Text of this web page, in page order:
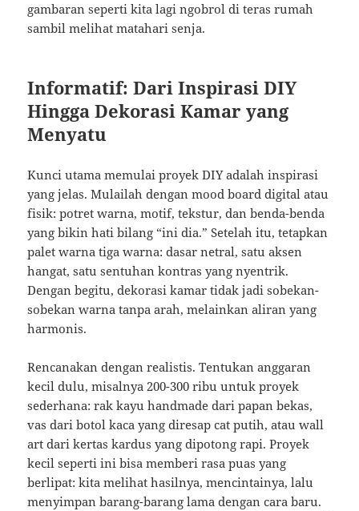
gambaran seperti kita lagi ngobrol di teras rumah
sambil melihat matahari senja.
Informatif: Dari Inspirasi DIY
Hingga Dekorasi Kamar yang
Menyatu
Kunci utama memulai proyek DIY adalah inspirasi
yang jelas. Mulailah dengan mood board digital atau
fisik: potret warna, motif, tekstur, dan benda-benda
yang bikin hati bilang “ini dia.” Setelah itu, tetapkan
palet warna tiga warna: dasar netral, satu aksen
hangat, satu sentuhan kontras yang nyentrik.
Dengan begitu, dekorasi kamar tidak jadi sobekan-
sobekan warna tanpa arah, melainkan aliran yang
harmonis.
Rencanakan dengan realistis. Tentukan anggaran
kecil dulu, misalnya 200-300 ribu untuk proyek
sederhana: rak kayu handmade dari papan bekas,
vas dari botol kaca yang diresap cat putih, atau wall
art dari kertas kardus yang dipotong rapi. Proyek
kecil seperti ini bisa memberi rasa puas yang
berlipat: kita melihat hasilnya, mencintainya, lalu
menyimpan barang-barang lama dengan cara baru.